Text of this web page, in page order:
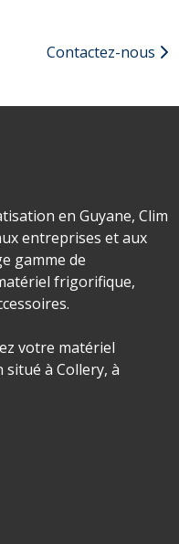
Contactez-nous
en Guyane, Clim
entreprises et aux
gamme de
frigorifique,
votre matériel
à Collery, à